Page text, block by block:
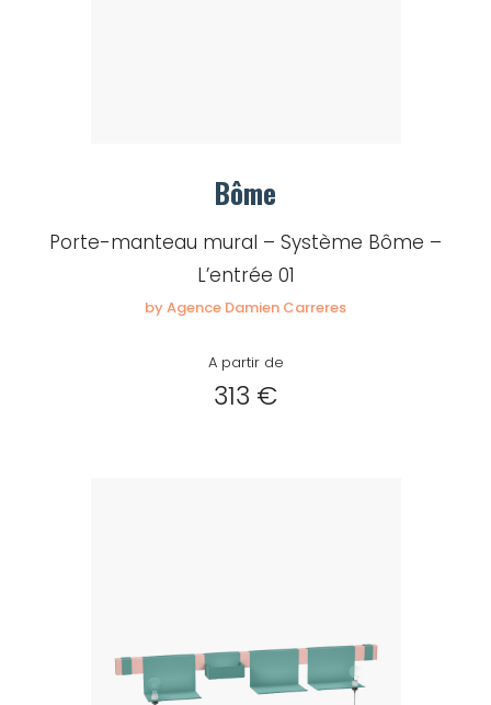
Bôme
Porte-manteau mural – Système Bôme –
L’entrée 01
by Agence Damien Carreres
A partir de
313 €